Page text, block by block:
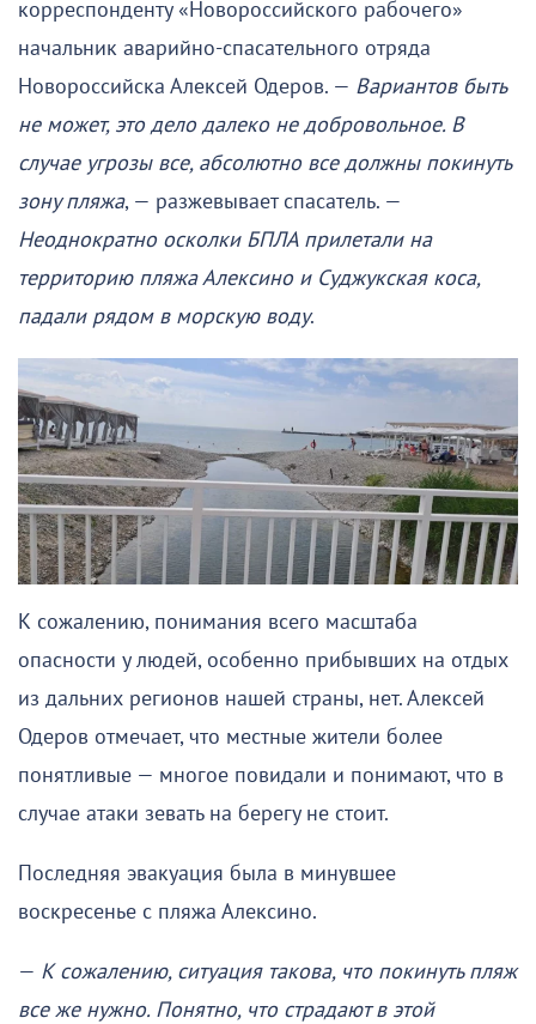
корреспонденту «Новороссийского рабочего»
начальник аварийно-спасательного отряда
Новороссийска Алексей Одеров. — Вариантов быть
не может, это дело далеко не добровольное. В
случае угрозы все, абсолютно все должны покинуть
зону пляжа, — разжевывает спасатель. —
Неоднократно осколки БПЛА прилетали на
территорию пляжа Алексино и Суджукская коса,
падали рядом в морскую воду.
К сожалению, понимания всего масштаба
опасности у людей, особенно прибывших на отдых
из дальних регионов нашей страны, нет. Алексей
Одеров отмечает, что местные жители более
понятливые — многое повидали и понимают, что в
случае атаки зевать на берегу не стоит.
Последняя эвакуация была в минувшее
воскресенье с пляжа Алексино.
— К сожалению, ситуация такова, что покинуть пляж
все же нужно. Понятно, что страдают в этой